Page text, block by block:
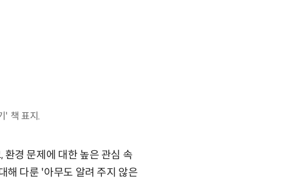
' 책 표지.
경 문제에 대한 높은 관심 속
해 다룬 '아무도 알려 주지 않은